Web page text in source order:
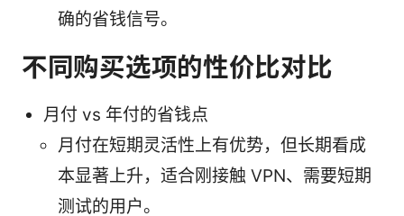
确的省钱信号。
不同购买选项的性价比对比
月付 vs 年付的省钱点
月付在短期灵活性上有优势，但长期看成
本显著上升，适合刚接触 VPN、需要短期
测试的用户。